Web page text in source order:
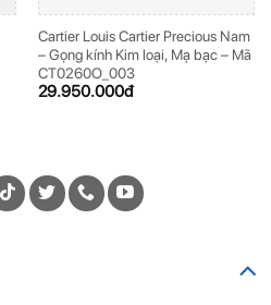
Cartier Louis Cartier Precious Nam
– Gọng kính Kim loại, Mạ bạc – Mã
CT0260O_003
29.950.000đ